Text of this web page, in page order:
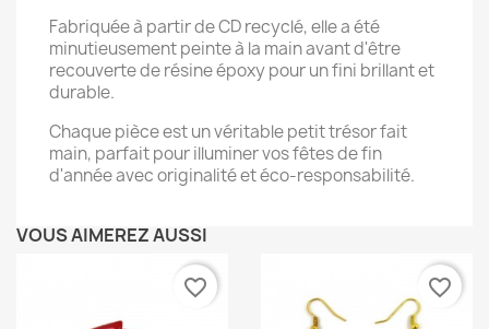
Fabriquée à partir de CD recyclé, elle a été
minutieusement peinte à la main avant d'être
recouverte de résine époxy pour un fini brillant et
durable.
Chaque pièce est un véritable petit trésor fait
main, parfait pour illuminer vos fêtes de fin
d'année avec originalité et éco-responsabilité.
VOUS AIMEREZ AUSSI
favorite_border favorite_border